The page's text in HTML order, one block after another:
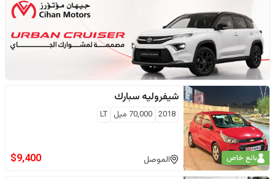
بائع خاص
شيفروليه سبارك
2018
70,000 ميل LT
الموصل $9,400